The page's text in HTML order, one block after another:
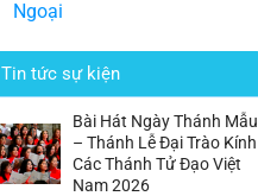
Ngoại
Tin tức sự kiện
Bài Hát Ngày Thánh Mẫu
– Thánh Lễ Đại Trào Kính
Các Thánh Tử Đạo Việt
Nam 2026